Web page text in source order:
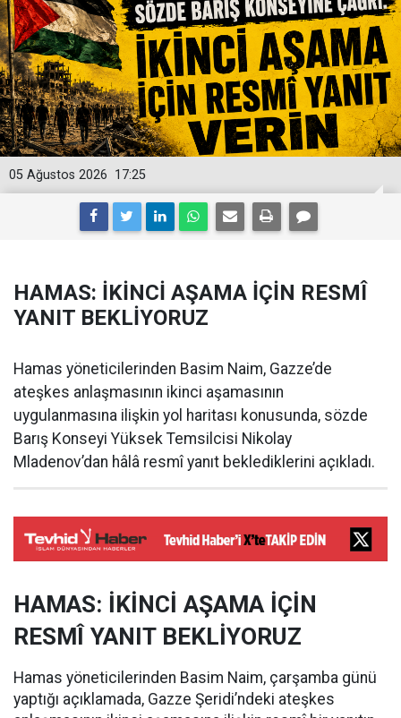
17:25
05 Ağustos 2026
HAMAS: İKİNCİ AŞAMA İÇİN RESMÎ
YANIT BEKLİYORUZ
Hamas yöneticilerinden Basim Naim, Gazze’de
ateşkes anlaşmasının ikinci aşamasının
uygulanmasına ilişkin yol haritası konusunda, sözde
Barış Konseyi Yüksek Temsilcisi Nikolay
Mladenov’dan hâlâ resmî yanıt beklediklerini açıkladı.
HAMAS: İKİNCİ AŞAMA İÇİN
RESMÎ YANIT BEKLİYORUZ
Hamas yöneticilerinden Basim Naim, çarşamba günü
yaptığı açıklamada, Gazze Şeridi’ndeki ateşkes